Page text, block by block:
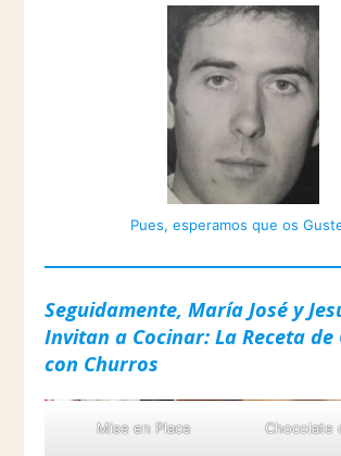
Pues, esperamos que os
Seguidamente, María José y
Invitan a Cocinar: La Receta de
con Churros
Mise en Place Chocolate